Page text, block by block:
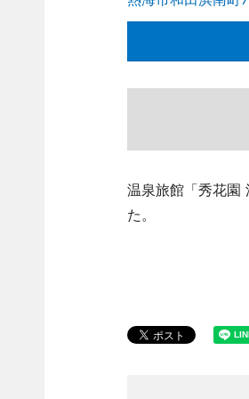
温泉旅館「秀花園
た。